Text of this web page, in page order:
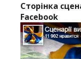
Сторінка
Facebook